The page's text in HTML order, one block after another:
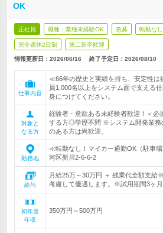
OK
正社員 職種・業種未経験OK 急募 転勤なし
完全週休2日制 第二新卒歓迎
情報更新日：2026/06/16 終了予定日： 2026/08/10
仕事内容
≪66年の歴史と実績を持ち、安定性
員1,000名以上をシステム面で支える
身につけてください。
対象と
なる方
経験者・意欲ある未経験者歓迎！＜必
する方◎学歴不問 ※システム開発業務
のある方は尚歓迎。
勤務地
≪転勤なし！マイカー通勤OK（駐車
河区新川2-6-6-2
給与
月給25万～30万円 ＋ 残業代全額支給
考慮して優遇します。※試用期間3ヶ
初年度
年収
350万円～500万円